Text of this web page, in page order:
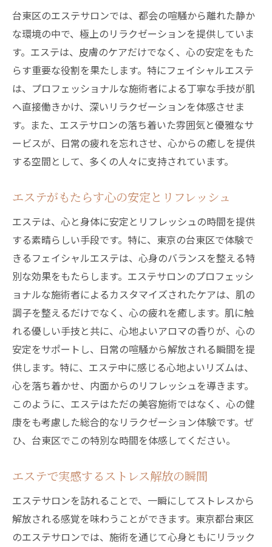
台東区のエステサロンでは、都会の喧騒から離れた静か
な環境の中で、極上のリラクゼーションを提供していま
す。エステは、皮膚のケアだけでなく、心の安定をもた
らす重要な役割を果たします。特にフェイシャルエステ
は、プロフェッショナルな施術者による丁寧な手技が肌
へ直接働きかけ、深いリラクゼーションを体感させま
す。また、エステサロンの落ち着いた雰囲気と優雅なサ
ービスが、日常の疲れを忘れさせ、心からの癒しを提供
する空間として、多くの人々に支持されています。
エステがもたらす心の安定とリフレッシュ
エステは、心と身体に安定とリフレッシュの時間を提供
する素晴らしい手段です。特に、東京の台東区で体験で
きるフェイシャルエステは、心身のバランスを整える特
別な効果をもたらします。エステサロンのプロフェッシ
ョナルな施術者によるカスタマイズされたケアは、肌の
調子を整えるだけでなく、心の疲れを癒します。肌に触
れる優しい手技と共に、心地よいアロマの香りが、心の
安定をサポートし、日常の喧騒から解放される瞬間を提
供します。特に、エステ中に感じる心地よいリズムは、
心を落ち着かせ、内面からのリフレッシュを導きます。
このように、エステはただの美容施術ではなく、心の健
康をも考慮した総合的なリラクゼーション体験です。ぜ
ひ、台東区でこの特別な時間を体感してください。
エステで実感するストレス解放の瞬間
エステサロンを訪れることで、一瞬にしてストレスから
解放される感覚を味わうことができます。東京都台東区
のエステサロンでは、施術を通じて心身ともにリラック